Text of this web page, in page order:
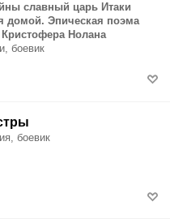
славный царь Итаки
домой. Эпическая поэма
Нолана
боевик
боевик